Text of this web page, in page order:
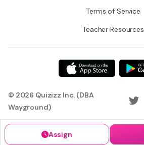
Assign
Terms of Service
Teacher Resources
© 2026 Quizizz Inc. (DBA
Wayground)